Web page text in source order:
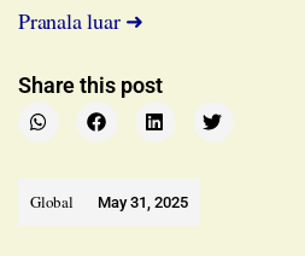
Pranala luar ➜
Share this post
Global May 31, 2025